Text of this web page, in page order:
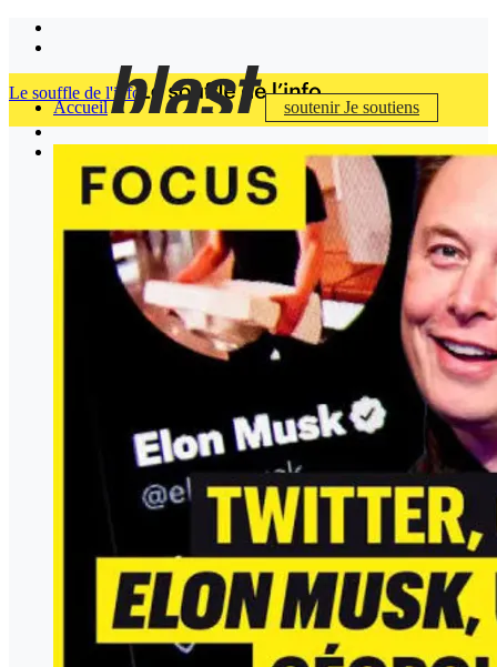
Accueil soutenirJe soutiens
Le souffle de l'info